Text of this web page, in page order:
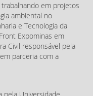
trabalhando em projetos
ambiental no
e Tecnologia da
Expominas em
Civil responsável pela
parceria com a